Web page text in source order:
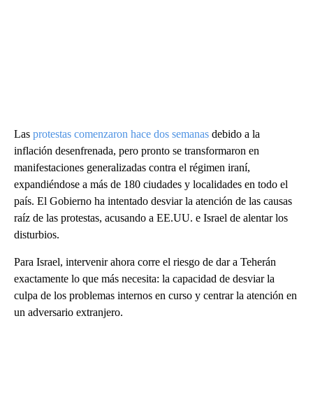
Las protestas comenzaron hace dos semanas debido a la
inflación desenfrenada, pero pronto se transformaron en
manifestaciones generalizadas contra el régimen iraní,
expandiéndose a más de 180 ciudades y localidades en todo el
país. El Gobierno ha intentado desviar la atención de las causas
raíz de las protestas, acusando a EE.UU. e Israel de alentar los
disturbios.
Para Israel, intervenir ahora corre el riesgo de dar a Teherán
exactamente lo que más necesita: la capacidad de desviar la
culpa de los problemas internos en curso y centrar la atención en
un adversario extranjero.